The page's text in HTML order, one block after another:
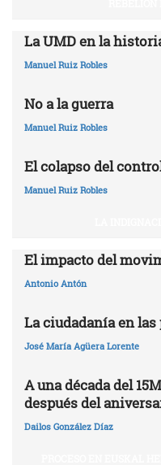
La UMD en la
Manuel Ruiz Robles
No a la guerra
Manuel Ruiz Robles
El colapso del
Manuel Ruiz Robles
El impacto del
Antonio Antón
La ciudadanía en las
José María Agüera Lorente
A una década del
después del
Dailos González Díaz